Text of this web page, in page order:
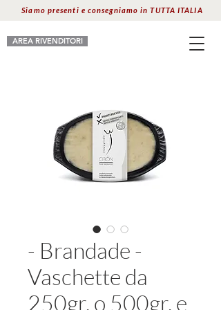
Siamo presenti e consegniamo in TUTTA ITALIA
AREA RIVENDITORI
- Brandade -
Vaschette da
250gr. o 500gr. e